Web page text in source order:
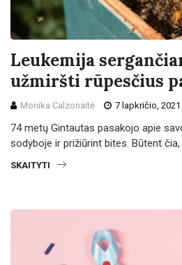
Leukemija
užmiršti rūpesčius
Monika Calzonaitė 7 lapkričio, 2021
74 metų Gintautas pasakojo apie
sodyboje ir prižiūrint bites. Būtent
SKAITYTI